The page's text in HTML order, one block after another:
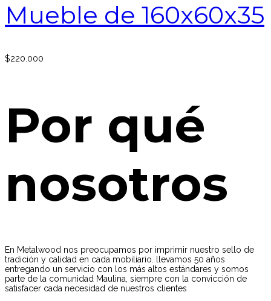
Mueble de 160x60x35
$220.000
Por qué
nosotros
En Metalwood nos preocupamos por imprimir nuestro sello de
tradición y calidad en cada mobiliario. llevamos 50 años
entregando un servicio con los más altos estándares y somos
parte de la comunidad Maulina, siempre con la convicción de
satisfacer cada necesidad de nuestros clientes